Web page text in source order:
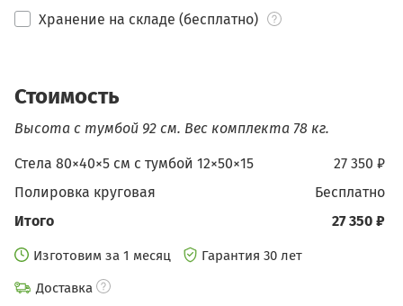
Хранение на складе (бесплатно)
Стоимость
Высота с тумбой 92 см. Вес комплекта 78 кг.
27 350 ₽
Стела 80×40×5 см c тумбой 12×50×15
бесплатно
Полировка круговая
27 350 ₽
Итого
Изготовим за 1 месяц
Гарантия 30 лет
Доставка